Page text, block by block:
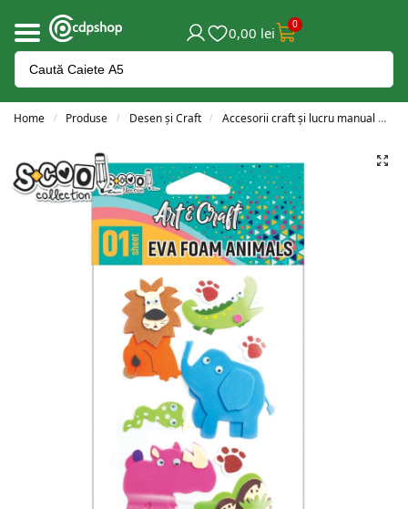
0,00 lei 0
Home / Produse / Desen și Craft / Accesorii craft și lucru manual